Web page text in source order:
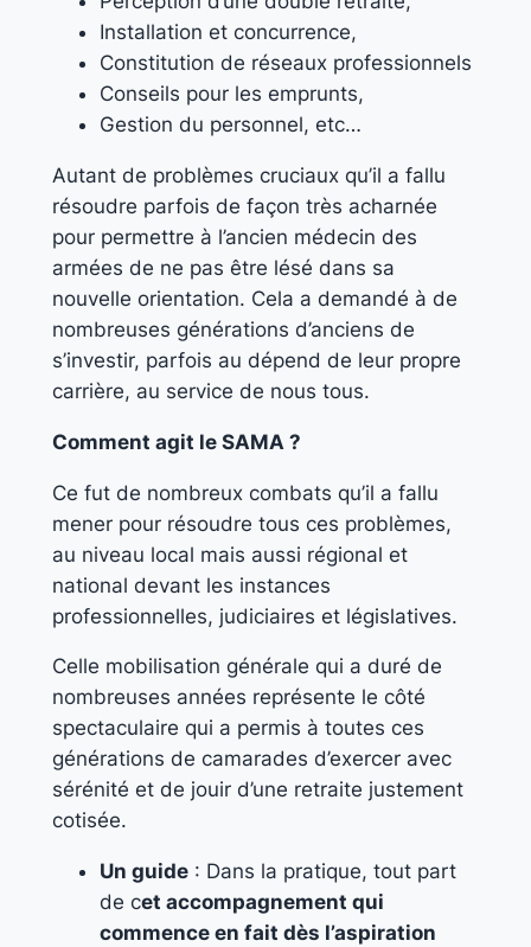
Installation et concurrence,
Constitution de réseaux professionnels
Conseils pour les emprunts,
Gestion du personnel, etc…
Autant de problèmes cruciaux qu’il a fallu
résoudre parfois de façon très acharnée
pour permettre à l’ancien médecin des
armées de ne pas être lésé dans sa
nouvelle orientation. Cela a demandé à de
nombreuses générations d’anciens de
s’investir, parfois au dépend de leur propre
carrière, au service de nous tous.
Comment agit le SAMA ?
Ce fut de nombreux combats qu’il a fallu
mener pour résoudre tous ces problèmes,
au niveau local mais aussi régional et
national devant les instances
professionnelles, judiciaires et législatives.
Celle mobilisation générale qui a duré de
nombreuses années représente le côté
spectaculaire qui a permis à toutes ces
générations de camarades d’exercer avec
sérénité et de jouir d’une retraite justement
cotisée.
Un guide: Dans la pratique, tout part
de cet accompagnement qui
commence en fait dès l’aspiration